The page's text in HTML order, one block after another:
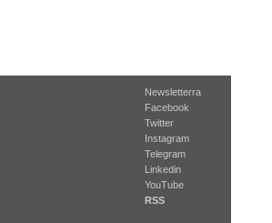
Newsletterra
Facebook
Twitter
Instagram
Telegram
Linkedin
YouTube
RSS